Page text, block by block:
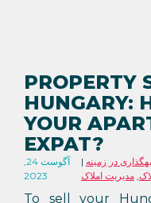
PROPERTY
HUNGARY:
YOUR
EXPAT?
آگوست 24,
2023
در زمینه
,مدیریت املاک
To sell your